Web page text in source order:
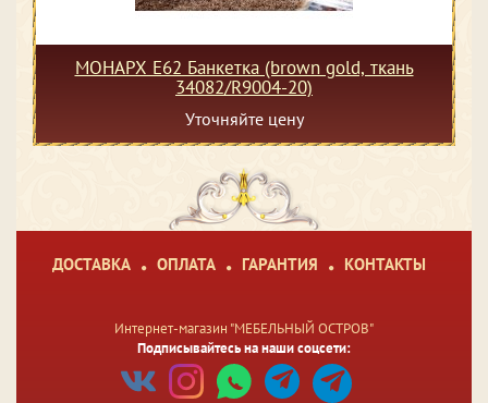
МОНАРХ Е62 Банкетка (brown gold, ткань
34082/R9004-20)
Уточняйте цену
ДОСТАВКА ОПЛАТА ГАРАНТИЯ КОНТАКТЫ
Интернет-магазин "МЕБЕЛЬНЫЙ ОСТРОВ"
Подписывайтесь на наши соцсети: